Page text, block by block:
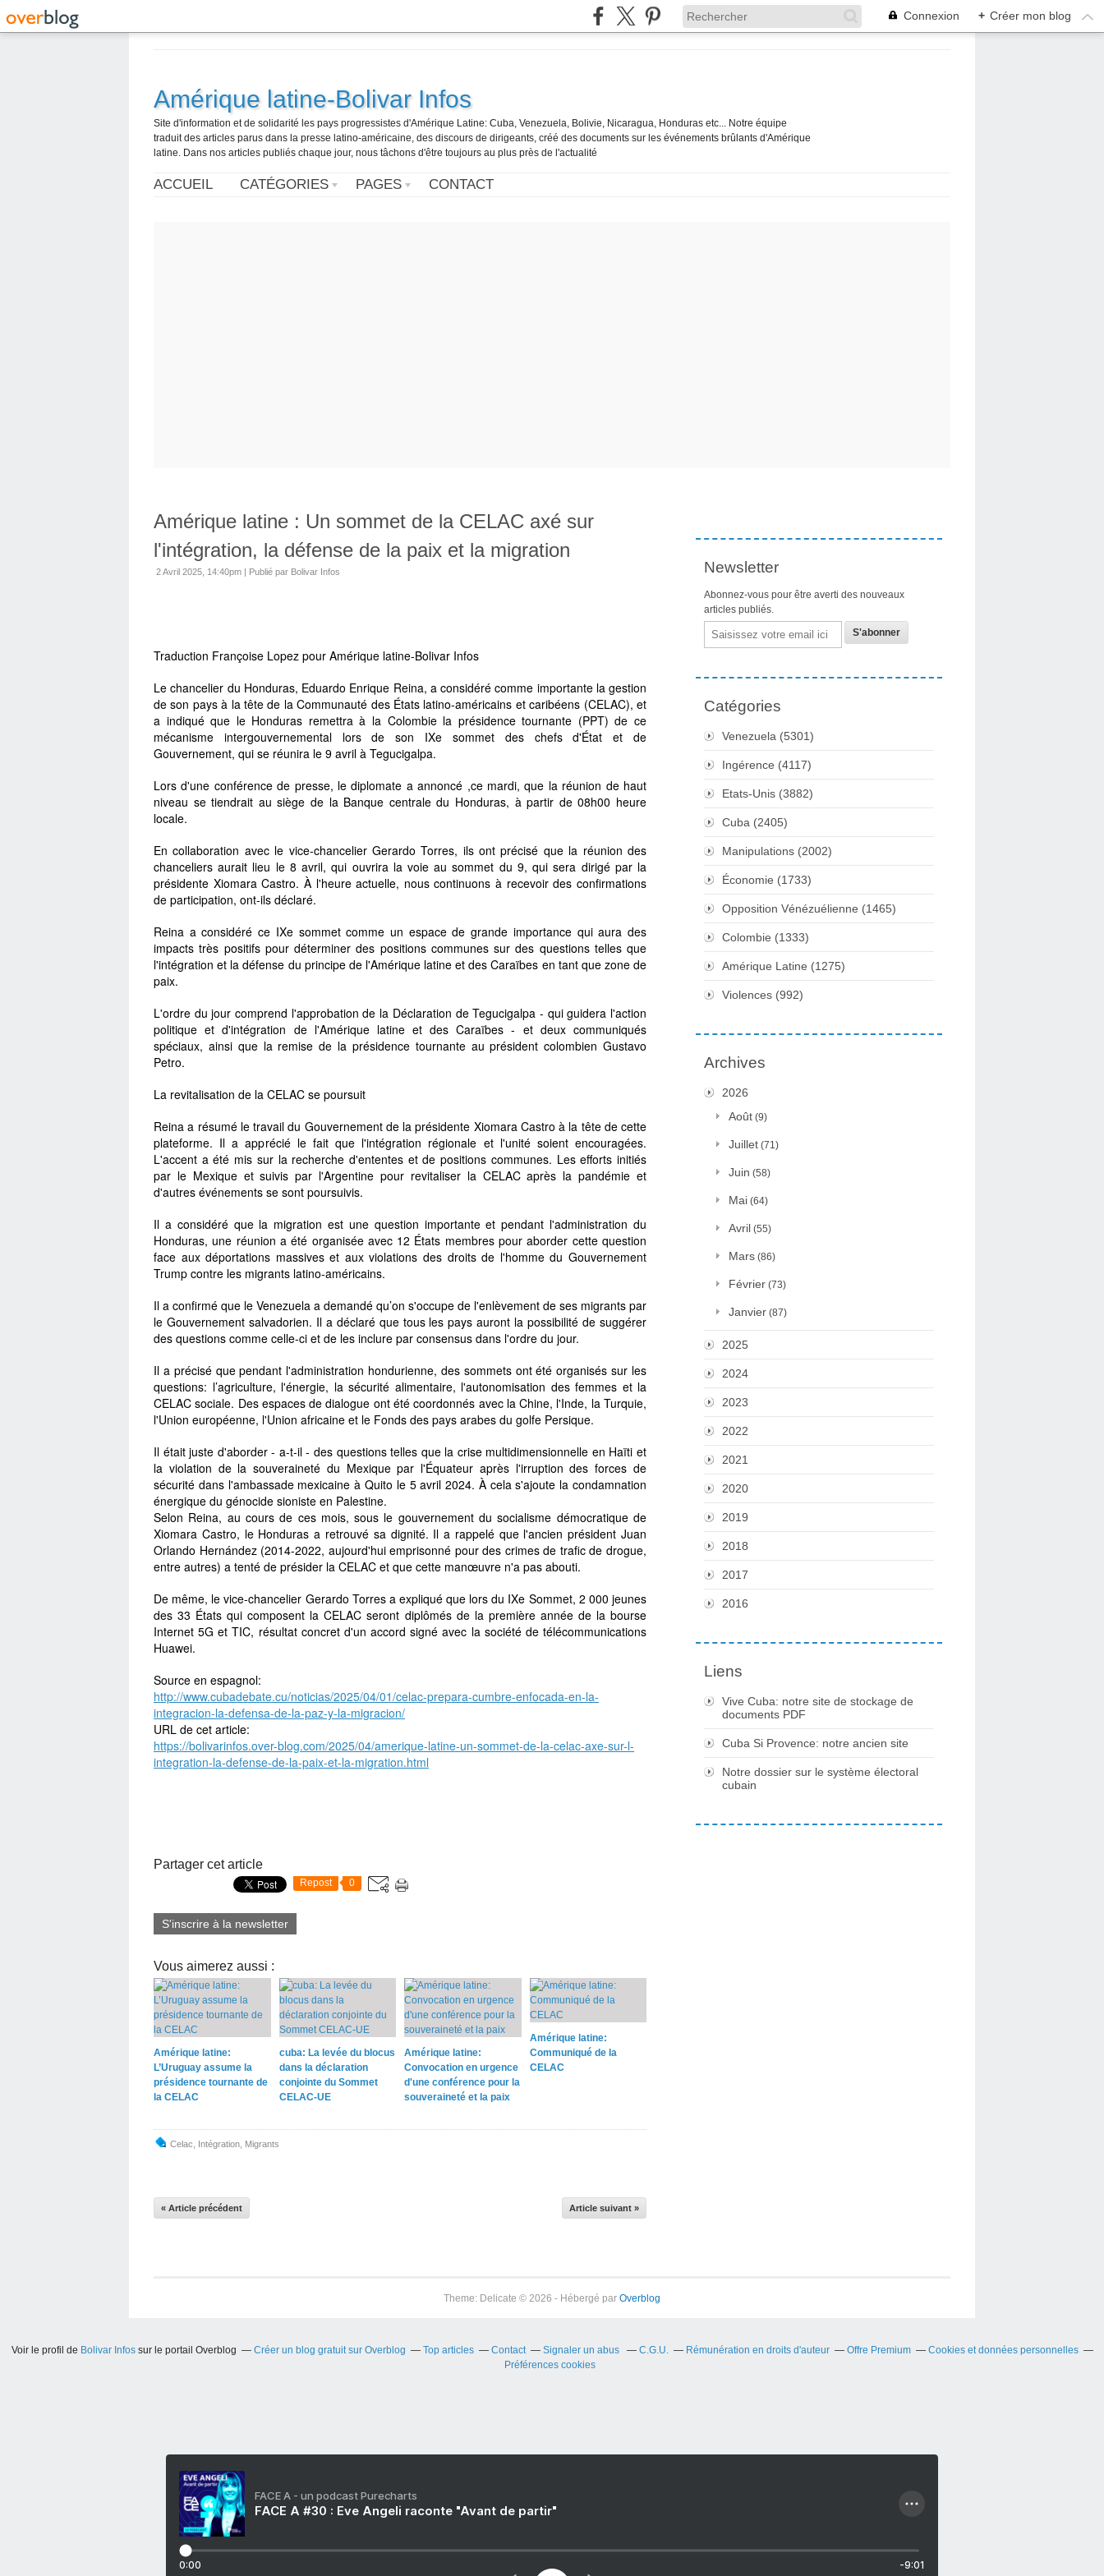
Connexion + Créer mon blog
Amérique latine-Bolivar Infos
Site d'information et de solidarité les pays progressistes d'Amérique Latine: Cuba, Venezuela, Bolivie, Nicaragua, Honduras etc... Notre équipe
traduit des articles parus dans la presse latino-américaine, des discours de dirigeants, créé des documents sur les événements brûlants d'Amérique
latine. Dans nos articles publiés chaque jour, nous tâchons d'être toujours au plus près de l'actualité
ACCUEIL CATÉGORIES PAGES CONTACT
Amérique latine : Un sommet de la CELAC axé sur
l'intégration, la défense de la paix et la migration
2 Avril 2025, 14:40pm | Publié par Bolivar Infos
Traduction Françoise Lopez pour Amérique latine-Bolivar Infos
Le chancelier du Honduras, Eduardo Enrique Reina, a considéré comme importante la gestion
de son pays à la tête de la Communauté des États latino-américains et caribéens (CELAC), et
a indiqué que le Honduras remettra à la Colombie la présidence tournante (PPT) de ce
mécanisme intergouvernemental lors de son IXe sommet des chefs d'État et de
Gouvernement, qui se réunira le 9 avril à Tegucigalpa.
Lors d'une conférence de presse, le diplomate a annoncé ,ce mardi, que la réunion de haut
niveau se tiendrait au siège de la Banque centrale du Honduras, à partir de 08h00 heure
locale.
En collaboration avec le vice-chancelier Gerardo Torres, ils ont précisé que la réunion des
chanceliers aurait lieu le 8 avril, qui ouvrira la voie au sommet du 9, qui sera dirigé par la
présidente Xiomara Castro. À l'heure actuelle, nous continuons à recevoir des confirmations
de participation, ont-ils déclaré.
Reina a considéré ce IXe sommet comme un espace de grande importance qui aura des
impacts très positifs pour déterminer des positions communes sur des questions telles que
l'intégration et la défense du principe de l'Amérique latine et des Caraïbes en tant que zone de
paix.
L'ordre du jour comprend l'approbation de la Déclaration de Tegucigalpa - qui guidera l'action
politique et d'intégration de l'Amérique latine et des Caraïbes - et deux communiqués
spéciaux, ainsi que la remise de la présidence tournante au président colombien Gustavo
Petro.
La revitalisation de la CELAC se poursuit
Reina a résumé le travail du Gouvernement de la présidente Xiomara Castro à la tête de cette
plateforme. Il a apprécié le fait que l'intégration régionale et l'unité soient encouragées.
L'accent a été mis sur la recherche d'ententes et de positions communes. Les efforts initiés
par le Mexique et suivis par l'Argentine pour revitaliser la CELAC après la pandémie et
d'autres événements se sont poursuivis.
Il a considéré que la migration est une question importante et pendant l'administration du
Honduras, une réunion a été organisée avec 12 États membres pour aborder cette question
face aux déportations massives et aux violations des droits de l'homme du Gouvernement
Trump contre les migrants latino-américains.
Il a confirmé que le Venezuela a demandé qu’on s'occupe de l'enlèvement de ses migrants par
le Gouvernement salvadorien. Il a déclaré que tous les pays auront la possibilité de suggérer
des questions comme celle-ci et de les inclure par consensus dans l'ordre du jour.
Il a précisé que pendant l'administration hondurienne, des sommets ont été organisés sur les
questions: l’agriculture, l'énergie, la sécurité alimentaire, l'autonomisation des femmes et la
CELAC sociale. Des espaces de dialogue ont été coordonnés avec la Chine, l'Inde, la Turquie,
l'Union européenne, l'Union africaine et le Fonds des pays arabes du golfe Persique.
Il était juste d'aborder - a-t-il - des questions telles que la crise multidimensionnelle en Haïti et
la violation de la souveraineté du Mexique par l'Équateur après l'irruption des forces de
sécurité dans l'ambassade mexicaine à Quito le 5 avril 2024. À cela s'ajoute la condamnation
énergique du génocide sioniste en Palestine.
Selon Reina, au cours de ces mois, sous le gouvernement du socialisme démocratique de
Xiomara Castro, le Honduras a retrouvé sa dignité. Il a rappelé que l'ancien président Juan
Orlando Hernández (2014-2022, aujourd'hui emprisonné pour des crimes de trafic de drogue,
entre autres) a tenté de présider la CELAC et que cette manœuvre n'a pas abouti.
De même, le vice-chancelier Gerardo Torres a expliqué que lors du IXe Sommet, 2 000 jeunes
des 33 États qui composent la CELAC seront diplômés de la première année de la bourse
Internet 5G et TIC, résultat concret d'un accord signé avec la société de télécommunications
Huawei.
Source en espagnol:
http://www.cubadebate.cu/noticias/2025/04/01/celac-prepara-cumbre-enfocada-en-la-
integracion-la-defensa-de-la-paz-y-la-migracion/
URL de cet article:
https://bolivarinfos.over-blog.com/2025/04/amerique-latine-un-sommet-de-la-celac-axe-sur-l-
integration-la-defense-de-la-paix-et-la-migration.html
Partager cet article
Repost 0
S'inscrire à la newsletter
Vous aimerez aussi :
Amérique latine:
L’Uruguay assume la
présidence tournante de
la CELAC
cuba: La levée du blocus
dans la déclaration
conjointe du Sommet
CELAC-UE
Amérique latine:
Convocation en urgence
d'une conférence pour la
souveraineté et la paix
Amérique latine:
Communiqué de la
CELAC
Celac Intégration Migrants
« Article précédent Article suivant »
Newsletter
Abonnez-vous pour être averti des nouveaux
articles publiés.
Email
Catégories
Venezuela (5301)
Ingérence (4117)
Etats-Unis (3882)
Cuba (2405)
Manipulations (2002)
Économie (1733)
Opposition Vénézuélienne (1465)
Colombie (1333)
Amérique Latine (1275)
Violences (992)
Archives
2026
Août (9)
Juillet (71)
Juin (58)
Mai (64)
Avril (55)
Mars (86)
Février (73)
Janvier (87)
2025
2024
2023
2022
2021
2020
2019
2018
2017
2016
Liens
Vive Cuba: notre site de stockage de
documents PDF
Cuba Si Provence: notre ancien site
Notre dossier sur le système électoral
cubain
Theme: Delicate © 2026 - Hébergé par Overblog
Voir le profil de Bolivar Infossur le portail Overblog Créer un blog gratuit sur Overblog Top articles Contact Signaler un abus C.G.U. Rémunération en droits d'auteur Offre Premium
Cookies et données personnelles
Préférences cookies
FACE A - un podcast Purecharts
FACE A #30 : Eve Angeli raconte "Avant de partir"
0:00 -9:01